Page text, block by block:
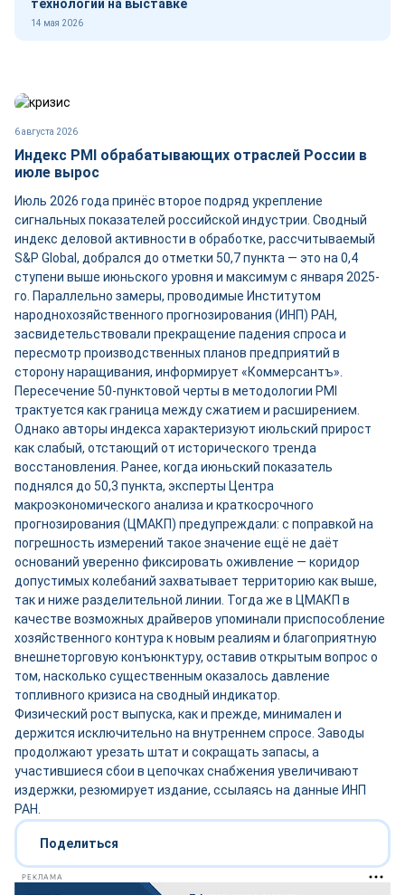
технологии на выставке
14 мая 2026
6 августа 2026
Индекс PMI обрабатывающих отраслей России в
июле вырос
Июль 2026 года принёс второе подряд укрепление
сигнальных показателей российской индустрии. Сводный
индекс деловой активности в обработке, рассчитываемый
S&P Global, добрался до отметки 50,7 пункта — это на 0,4
ступени выше июньского уровня и максимум с января 2025-
го. Параллельно замеры, проводимые Институтом
народнохозяйственного прогнозирования (ИНП) РАН,
засвидетельствовали прекращение падения спроса и
пересмотр производственных планов предприятий в
сторону наращивания, информирует «Коммерсантъ».
Пересечение 50-пунктовой черты в методологии PMI
трактуется как граница между сжатием и расширением.
Однако авторы индекса характеризуют июльский прирост
как слабый, отстающий от исторического тренда
восстановления. Ранее, когда июньский показатель
поднялся до 50,3 пункта, эксперты Центра
макроэкономического анализа и краткосрочного
прогнозирования (ЦМАКП) предупреждали: с поправкой на
погрешность измерений такое значение ещё не даёт
оснований уверенно фиксировать оживление — коридор
допустимых колебаний захватывает территорию как выше,
так и ниже разделительной линии. Тогда же в ЦМАКП в
качестве возможных драйверов упоминали приспособление
хозяйственного контура к новым реалиям и благоприятную
внешнеторговую конъюнктуру, оставив открытым вопрос о
том, насколько существенным оказалось давление
топливного кризиса на сводный индикатор.
Физический рост выпуска, как и прежде, минимален и
держится исключительно на внутреннем спросе. Заводы
продолжают урезать штат и сокращать запасы, а
участившиеся сбои в цепочках снабжения увеличивают
издержки, резюмирует издание, ссылаясь на данные ИНП
РАН.
Поделиться
РЕКЛАМА